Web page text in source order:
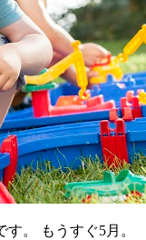
。 もうすぐ5月。